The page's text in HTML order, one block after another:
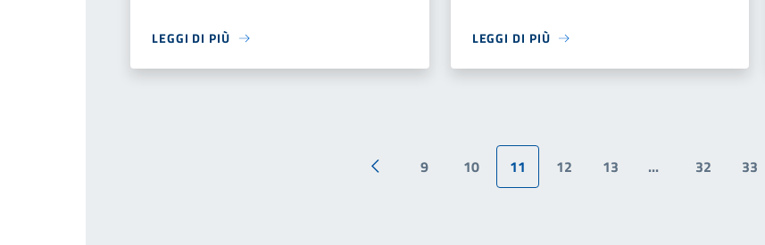
LEGGI DI PIÙ LEGGI DI PIÙ
Pagina precedente
9 10 11 12 13 ... 32 33